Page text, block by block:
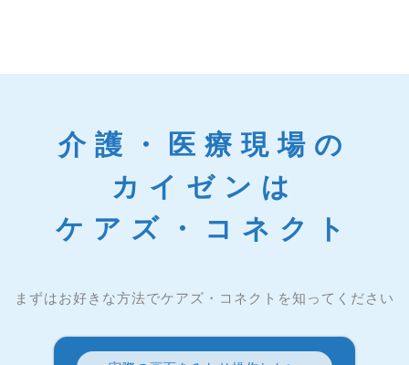
介護・医療現場の
カイゼンは
ケアズ・コネクト
まずはお好きな方法でケアズ・コネクトを知ってください